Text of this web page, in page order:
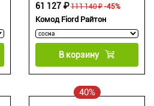
Комод Fiord Райтон
111 140 ₽
61 127 ₽ -45%
В корзину
40%